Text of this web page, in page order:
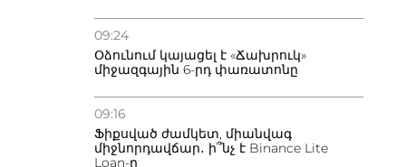
անձի
09:24
Օձունում կայացել է «Ճախրուկ»
միջազգային 6-րդ փառատոնը
09:16
Ֆիքսված ժամկետ, միանվագ
միջնորդավճար․ ի՞նչ է Binance Lite
Loan-ը